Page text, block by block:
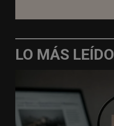
LO MÁS LEÍDO